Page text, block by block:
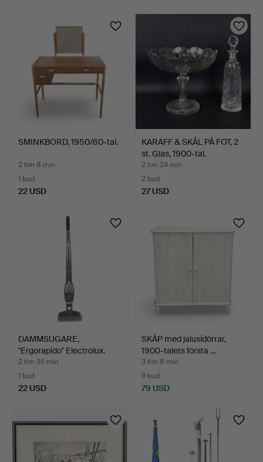
SMINKBORD, 1950/60-tal.
2 tim 8 min
1 bud
22 USD
KARAFF & SKÅL PÅ FOT, 2
st. Glas, 1900-tal.
2 tim 24 min
2 bud
27 USD
DAMMSUGARE,
"Ergorapido" Electrolux.
2 tim 35 min
1 bud
22 USD
SKÅP med jalusidörrar,
1900-talets första …
3 tim 8 min
9 bud
79 USD